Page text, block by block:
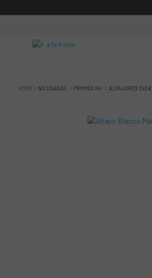
HOME NO USADAS PROMOS NV ALFAJORES 3X3€